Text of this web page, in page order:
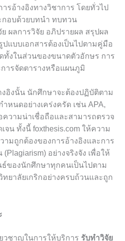
รอ้างอิงทางวิชาการ โดยทั่วไป
กอบด้วยบทนำ ทบทวน
ผลการวิจัย อภิปรายผล สรุปผล
แบบเอกสารต้องเป็นไปตามคู่มือ
งในส่วนของขนาดตัวอักษร การ
ารจัดตารางหรือแผนภูมิ
อิงนั้น นักศึกษาจะต้องปฏิบัติตาม
หนดอย่างเคร่งครัด เช่น APA,
ความน่าเชื่อถือและสามารถตรวจ
จน ทั้งนี้ foxthesis.com ให้ความ
มถูกต้องของการอ้างอิงและการ
อย่างจริงจัง เพื่อให้
ของนักศึกษาทุกคนเป็นไปตาม
ทยาลัยเกริกอย่างครบถ้วนและถูก
วชาญในการให้บริการ รับทำวิจัย